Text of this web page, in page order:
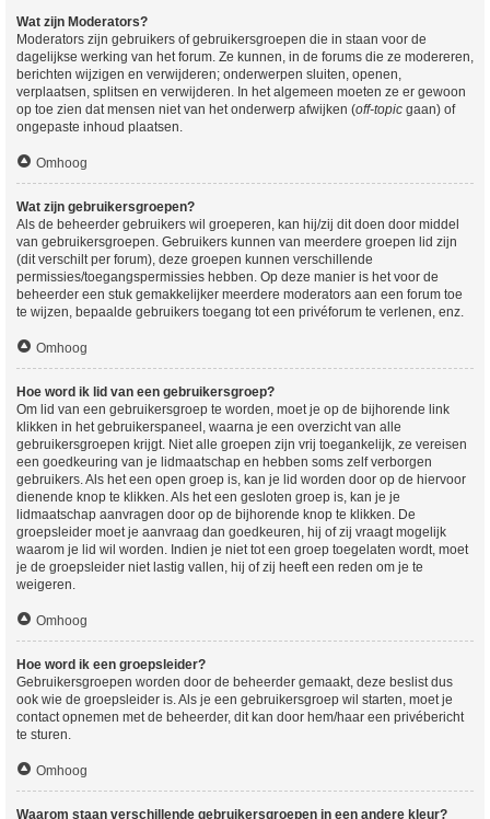
Wat zijn Moderators?
Moderators zijn gebruikers of gebruikersgroepen die in staan voor de
dagelijkse werking van het forum. Ze kunnen, in de forums die ze modereren,
berichten wijzigen en verwijderen; onderwerpen sluiten, openen,
verplaatsen, splitsen en verwijderen. In het algemeen moeten ze er gewoon
op toe zien dat mensen niet van het onderwerp afwijken (off-topic gaan) of
ongepaste inhoud plaatsen.
Omhoog
Wat zijn gebruikersgroepen?
Als de beheerder gebruikers wil groeperen, kan hij/zij dit doen door middel
van gebruikersgroepen. Gebruikers kunnen van meerdere groepen lid zijn
(dit verschilt per forum), deze groepen kunnen verschillende
permissies/toegangspermissies hebben. Op deze manier is het voor de
beheerder een stuk gemakkelijker meerdere moderators aan een forum toe
te wijzen, bepaalde gebruikers toegang tot een privéforum te verlenen, enz.
Omhoog
Hoe word ik lid van een gebruikersgroep?
Om lid van een gebruikersgroep te worden, moet je op de bijhorende link
klikken in het gebruikerspaneel, waarna je een overzicht van alle
gebruikersgroepen krijgt. Niet alle groepen zijn vrij toegankelijk, ze vereisen
een goedkeuring van je lidmaatschap en hebben soms zelf verborgen
gebruikers. Als het een open groep is, kan je lid worden door op de hiervoor
dienende knop te klikken. Als het een gesloten groep is, kan je je
lidmaatschap aanvragen door op de bijhorende knop te klikken. De
groepsleider moet je aanvraag dan goedkeuren, hij of zij vraagt mogelijk
waarom je lid wil worden. Indien je niet tot een groep toegelaten wordt, moet
je de groepsleider niet lastig vallen, hij of zij heeft een reden om je te
weigeren.
Omhoog
Hoe word ik een groepsleider?
Gebruikersgroepen worden door de beheerder gemaakt, deze beslist dus
ook wie de groepsleider is. Als je een gebruikersgroep wil starten, moet je
contact opnemen met de beheerder, dit kan door hem/haar een privébericht
te sturen.
Omhoog
Waarom staan verschillende gebruikersgroepen in een andere kleur?